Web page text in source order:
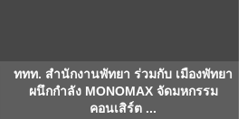
ททท. สำนักงานพัทยา ร่วมกับ เมืองพัทยา
ผนึกกำลัง MONOMAX จัดมหกรรม
คอนเสิร์ต ...